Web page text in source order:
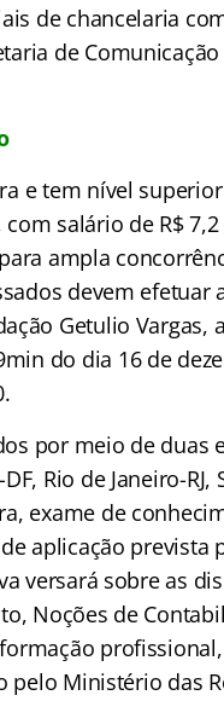
de chancelaria
de
e tem nível
salário de R$
ampla
devem efetuar
Getulio
do dia 16 de
por meio de duas
Rio de Janeiro-RJ,
exame de
aplicação prevista
versará sobre as
Noções de
pelo Ministério das